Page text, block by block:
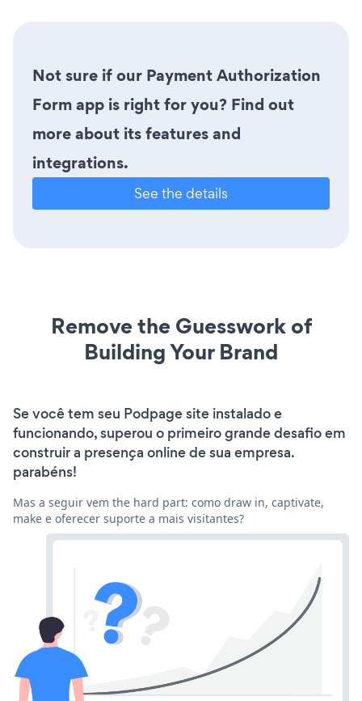
Not sure if our Payment Authorization
Form app is right for you? Find out
more about its features and
integrations.
See the details
Remove the Guesswork of
Building Your Brand
Se você tem seu Podpage site instalado e
funcionando, superou o primeiro grande desafio em
construir a presença online de sua empresa.
parabéns!
Mas a seguir vem the hard part: como draw in, captivate,
make e oferecer suporte a mais visitantes?